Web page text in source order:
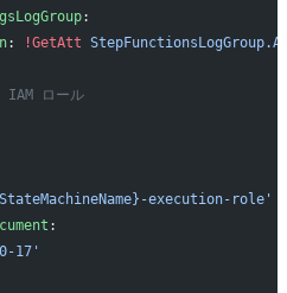
:
: !GetAtt
IAM ロール
execution-role'
:
17'